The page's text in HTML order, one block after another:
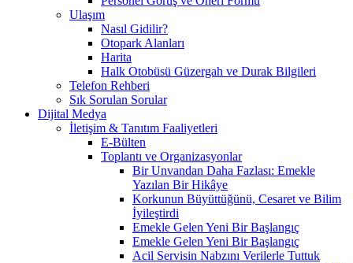
Ulaşım
Nasıl Gidilir?
Otopark Alanları
Harita
Halk Otobüsü Güzergah ve Durak Bilgileri
Telefon Rehberi
Sık Sorulan Sorular
Dijital Medya
İletişim & Tanıtım Faaliyetleri
E-Bülten
Toplantı ve Organizasyonlar
Bir Unvandan Daha Fazlası: Emekle
Yazılan Bir Hikâye
Korkunun Büyüttüğünü, Cesaret ve Bilim
İyileştirdi
Emekle Gelen Yeni Bir Başlangıç
Emekle Gelen Yeni Bir Başlangıç
Acil Servisin Nabzını Verilerle Tuttuk